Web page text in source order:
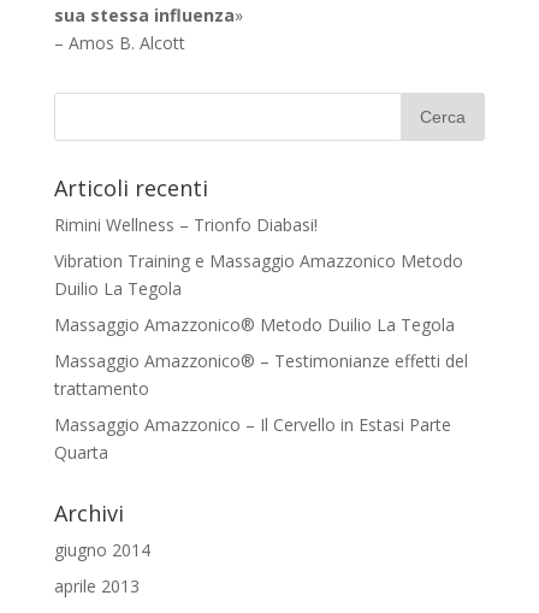
sua stessa influenza»
– Amos B. Alcott
Articoli recenti
Rimini Wellness – Trionfo Diabasi!
Vibration Training e Massaggio Amazzonico Metodo
Duilio La Tegola
Massaggio Amazzonico® Metodo Duilio La Tegola
Massaggio Amazzonico® – Testimonianze effetti del
trattamento
Massaggio Amazzonico – Il Cervello in Estasi Parte
Quarta
Archivi
giugno 2014
aprile 2013